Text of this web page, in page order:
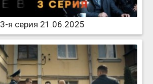
3-я серия 21.06.2025